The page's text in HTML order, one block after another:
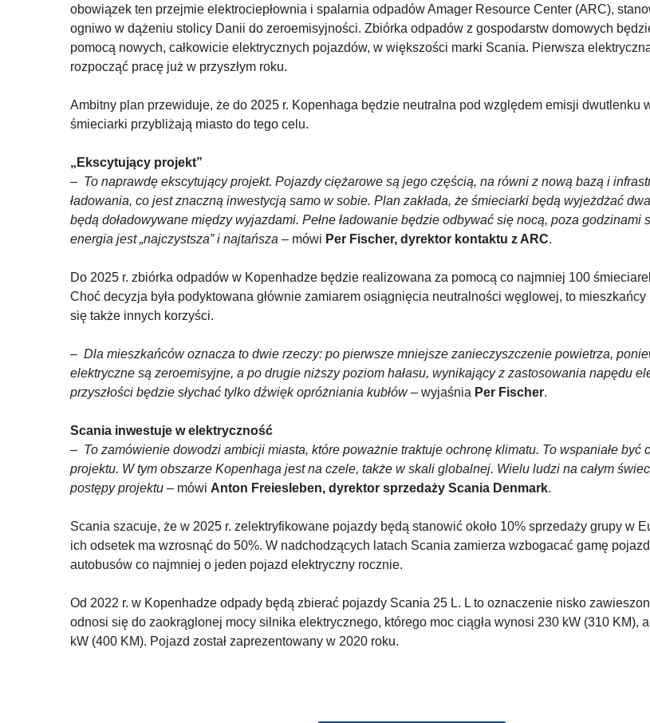
obowiązek ten przejmie elektrociepłownia i spalarnia odpadów Amager Resource Center (ARC),
ogniwo w dążeniu stolicy Danii do zeroemisyjności. Zbiórka odpadów z gospodarstw domowych
pomocą nowych, całkowicie elektrycznych pojazdów, w większości marki Scania. Pierwsza
rozpocząć pracę już w przyszłym roku.
Ambitny plan przewiduje, że do 2025 r. Kopenhaga będzie neutralna pod względem emisji dwutlenku
śmieciarki przybliżają miasto do tego celu.
„Ekscytujący projekt”
– To naprawdę ekscytujący projekt. Pojazdy ciężarowe są jego częścią, na równi z nową bazą i
ładowania, co jest znaczną inwestycją samo w sobie. Plan zakłada, że śmieciarki będą wyjeżdżać
będą doładowywane między wyjazdami. Pełne ładowanie będzie odbywać się nocą, poza godzinami
energia jest „najczystsza” i najtańsza – mówi Per Fischer, dyrektor kontaktu z ARC.
Do 2025 r. zbiórka odpadów w Kopenhadze będzie realizowana za pomocą co najmniej 100
Choć decyzja była podyktowana głównie zamiarem osiągnięcia neutralności węglowej, to
się także innych korzyści.
– Dla mieszkańców oznacza to dwie rzeczy: po pierwsze mniejsze zanieczyszczenie powietrza,
elektryczne są zeroemisyjne, a po drugie niższy poziom hałasu, wynikający z zastosowania napędu
przyszłości będzie słychać tylko dźwięk opróżniania kubłów– wyjaśnia Per Fischer.
Scania inwestuje w elektryczność
– To zamówienie dowodzi ambicji miasta, które poważnie traktuje ochronę klimatu. To wspaniałe być
projektu. W tym obszarze Kopenhaga jest na czele, także w skali globalnej. Wielu ludzi na całym
postępy projektu – mówi Anton Freiesleben, dyrektor sprzedaży Scania Denmark.
Scania szacuje, że w 2025 r. zelektryfikowane pojazdy będą stanowić około 10% sprzedaży grupy w
ich odsetek ma wzrosnąć do 50%. W nadchodzących latach Scania zamierza wzbogacać gamę
autobusów co najmniej o jeden pojazd elektryczny rocznie.
Od 2022 r. w Kopenhadze odpady będą zbierać pojazdy Scania 25 L. L to oznaczenie nisko
odnosi się do zaokrąglonej mocy silnika elektrycznego, którego moc ciągła wynosi 230 kW (310 KM),
kW (400 KM). Pojazd został zaprezentowany w 2020 roku.